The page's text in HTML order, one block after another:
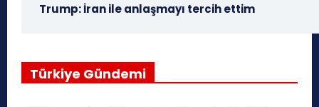
Trump: İran ile anlaşmayı tercih ettim
Türkiye Gündemi